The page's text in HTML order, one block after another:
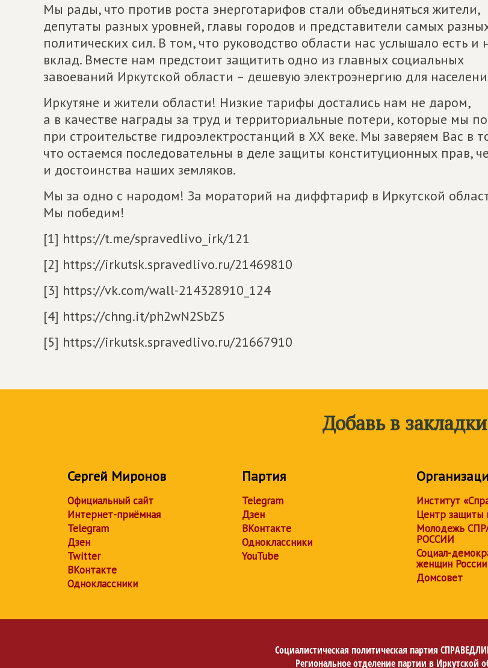
Мы рады, что против роста энерготарифов стали объединяться жители,
депутаты разных уровней, главы городов и представители самых
политических сил. В том, что руководство области нас услышало есть и
вклад. Вместе нам предстоит защитить одно из главных социальных
завоеваний Иркутской области – дешевую электроэнергию для
Иркутяне и жители области! Низкие тарифы достались нам не даром,
а в качестве награды за труд и территориальные потери, которые мы
при строительстве гидроэлектростанций в ХХ веке. Мы заверяем Вас в
что остаемся последовательны в деле защиты конституционных прав,
и достоинства наших земляков.
Мы за одно с народом! За мораторий на диффтариф в Иркутской
Мы победим!
[1] https://t.me/spravedlivo_irk/121
[2] https://irkutsk.spravedlivo.ru/21469810
[3] https://vk.com/wall-214328910_124
[4] https://chng.it/ph2wN2SbZ5
[5] https://irkutsk.spravedlivo.ru/21667910
Добавь в закладки
Сергей Миронов
Официальный сайт
Интернет-приёмная
Telegram
Дзен
Twitter
ВКонтакте
Одноклассники
Партия
Telegram
Дзен
ВКонтакте
Одноклассники
YouTube
Институт
Центр защиты
Молодежь
РОССИИ
Социал-
женщин России
Домсовет
Социалистическая политическая партия
Региональное отделение партии в Иркутской